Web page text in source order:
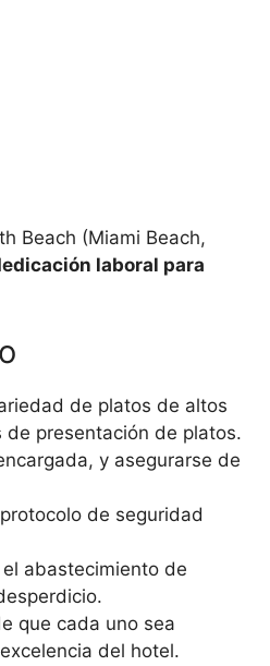
Beach (Miami Beach,
laboral para
de platos de altos
presentación de platos.
y asegurarse de
de seguridad
abastecimiento de
que cada uno sea
del hotel.